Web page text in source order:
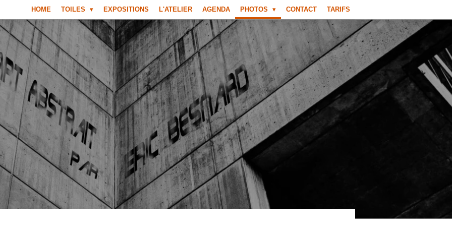
HOME TOILES EXPOSITIONS L'ATELIER AGENDA PHOTOS CONTACT TARIFS